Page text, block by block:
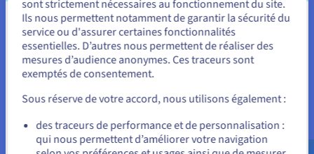
complexes.
Le processus commence par la collecte et le prétraitement des
données. Les analystes identifient les variables
indépendantes pertinentes, nettoient les échantillons et les
divisent en ensembles d'entraînement et de test, une étape
clé de l'apprentissage supervisé. Pendant l'entraînement, les
coefficients) sont affinés à l'aide de méthodes d'optimisation
telles que la descente de gradient pour minimiser la fonction
Vous semblez être localisé en États-
Unis.
Pour commander, rendez-vous sur le site de votre pays (États-
Allez sur le site États-Unis
us.ovhcloud.com/learn Anglais USD - $
sont strictement nécessaires au fonctionnement du site.
Ils nous permettent notamment de garantir la sécurité du
service ou d'assurer certaines fonctionnalités
essentielles. D’autres nous permettent de réaliser des
mesures d’audience anonymes. Ces traceurs sont
exemptés de consentement.
Sous réserve de votre accord, nous utilisons également :
des traceurs de performance et de personnalisation :
qui nous permettent d’améliorer votre navigation